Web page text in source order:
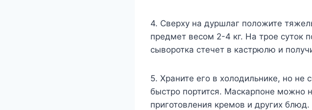
4. Сверху на дуршлаг положите
предмет весом 2-4 кг. На трое суток
сыворотка стечет в кастрюлю и
5. Храните его в холодильнике, но не
быстро портится. Маскарпоне можно
приготовления кремов и других